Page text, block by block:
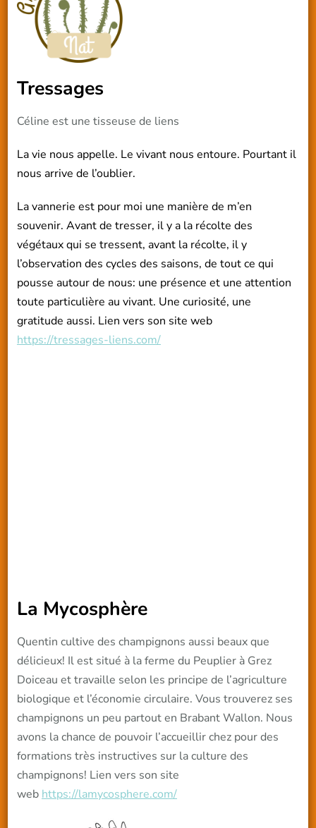
Tressages
Céline est une tisseuse de liens
La vie nous appelle. Le vivant nous entoure. Pourtant il
nous arrive de l’oublier.
La vannerie est pour moi une manière de m’en
souvenir. Avant de tresser, il y a la récolte des
végétaux qui se tressent, avant la récolte, il y
l’observation des cycles des saisons, de tout ce qui
pousse autour de nous: une présence et une attention
toute particulière au vivant. Une curiosité, une
gratitude aussi. Lien vers son site web
https://tressages-liens.com/
La Mycosphère
Quentin cultive des champignons aussi beaux que
délicieux! Il est situé à la ferme du Peuplier à Grez
Doiceau et travaille selon les principe de l’agriculture
biologique et l’économie circulaire. Vous trouverez ses
champignons un peu partout en Brabant Wallon. Nous
avons la chance de pouvoir l’accueillir chez pour des
formations très instructives sur la culture des
champignons! Lien vers son site
web https://lamycosphere.com/